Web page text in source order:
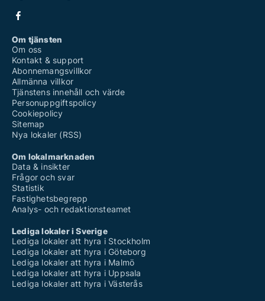
Om tjänsten
Om oss
Kontakt & support
Abonnemangsvillkor
Allmänna villkor
Tjänstens innehåll och värde
Personuppgiftspolicy
Cookiepolicy
Sitemap
Nya lokaler (RSS)
Om lokalmarknaden
Data & insikter
Frågor och svar
Statistik
Fastighetsbegrepp
Analys- och redaktionsteamet
Lediga lokaler i Sverige
Lediga lokaler att hyra i Stockholm
Lediga lokaler att hyra i Göteborg
Lediga lokaler att hyra i Malmö
Lediga lokaler att hyra i Uppsala
Lediga lokaler att hyra i Västerås